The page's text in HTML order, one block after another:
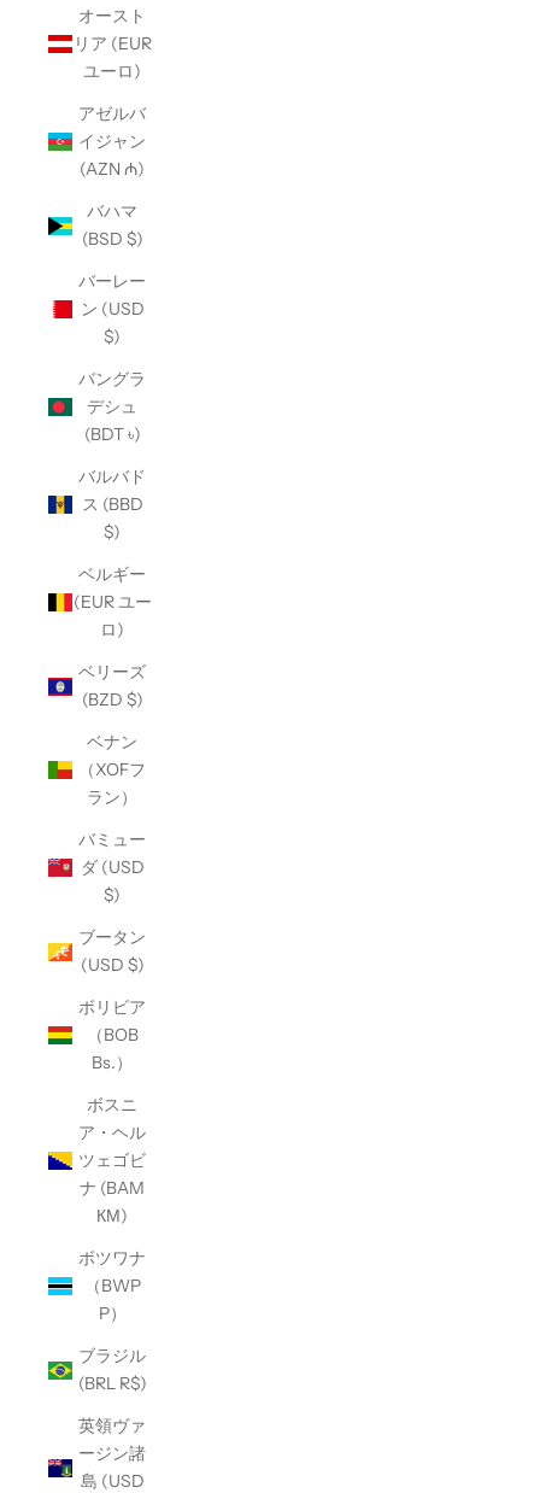
オースト
リア (EUR
ユーロ)
アゼルバ
イジャン
(AZN ₼)
バハマ
(BSD $)
バーレー
ン (USD
$)
バングラ
デシュ
(BDT ৳)
バルバド
ス (BBD
$)
ベルギー
(EUR ユー
ロ)
ベリーズ
(BZD $)
ベナン
（XOFフ
ラン）
バミュー
ダ (USD
$)
ブータン
(USD $)
ボリビア
（BOB
Bs.）
ボスニ
ア・ヘル
ツェゴビ
ナ (BAM
КМ)
ボツワナ
（BWP
P）
ブラジル
(BRL R$)
英領ヴァ
ージン諸
島 (USD